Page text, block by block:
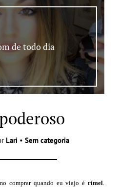
de todo dia
Lari • Sem categoria
comprar quando eu viajo é rímel